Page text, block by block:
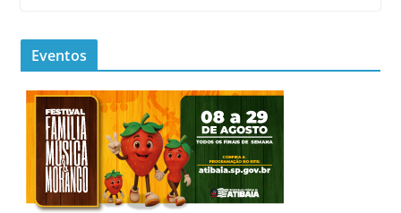
Eventos